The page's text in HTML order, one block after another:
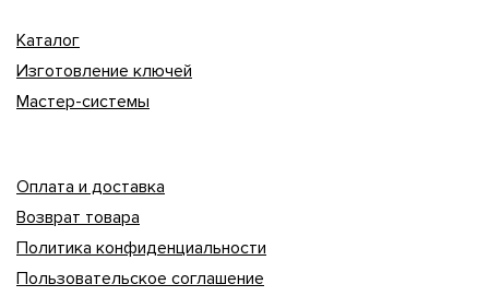
Каталог
Изготовление ключей
Мастер-системы
Оплата и доставка
Возврат товара
Политика конфиденциальности
Пользовательское соглашение